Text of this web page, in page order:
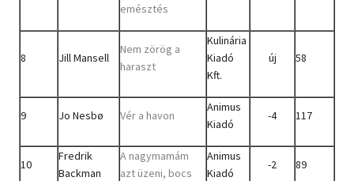
emésztés
8 Jill Mansell
Nem zörög a
haraszt
Kulinária
Kiadó
Kft.
új 58
9 Jo Nesbø Vér a havon
Animus
Kiadó
-4 117
10
Fredrik
Backman
A nagymamám
azt üzeni, bocs
Animus
Kiadó
-2 89